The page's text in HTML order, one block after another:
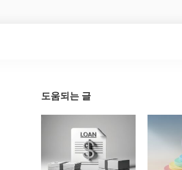
도움되는 글